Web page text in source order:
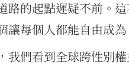
路的起點遲疑不前。
讓每個人都能自由成為
我們看到全球跨性別